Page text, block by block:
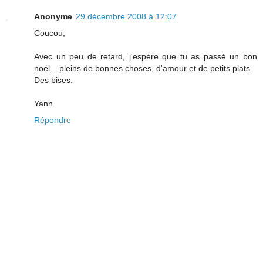
Anonyme 29 décembre 2008 à 12:07
Coucou,
Avec un peu de retard, j'espère que tu as passé un bon
noël... pleins de bonnes choses, d'amour et de petits plats.
Des bises.
Yann
Répondre